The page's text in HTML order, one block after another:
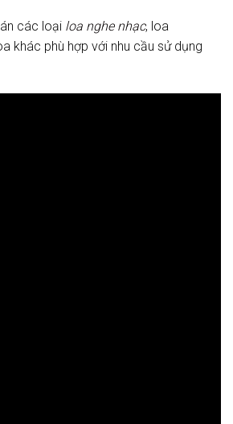
các loại loa nghe nhạc, loa
khác phù hợp với nhu cầu sử dụng